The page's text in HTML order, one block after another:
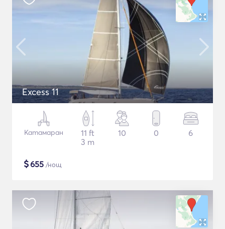
Excess 11
Катамаран
11 ft
3 m
10 0 6
$655 /нощ